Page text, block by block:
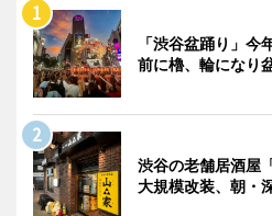
「渋谷盆踊り」
前に櫓、輪になり
渋谷の老舗居酒屋
大規模改装、朝・